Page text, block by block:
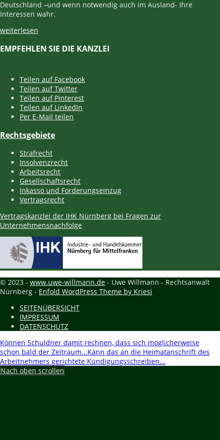
Deutschland –und wenn notwendig auch im Ausland- Ihre
Interessen wahr.
weiterlesen
EMPFEHLEN SIE DIE KANZLEI
Teilen auf Facebook
Teilen auf Twitter
Teilen auf Pinterest
Teilen auf LinkedIn
Per E-Mail teilen
Rechtsgebiete
Strafrecht
Insolvenzrecht
Arbeitsrecht
Gesellschaftsrecht
Inkasso und Forderungseinzug
Vertragsrecht
Vertragskanzlei der IHK Nürnberg bei Fragen zur
Unternehmensnachfolge
© 2023 - www.uwe-willmann.de - Uwe Willmann - Rechtsanwalt
Nürnberg - Enfold WordPress Theme by Kriesi
SEITENÜBERSICHT
IMPRESSUM
DATENSCHUTZ
Können Schuldner damit rechnen, dass sich möglicherweise
schon bald der Zeitraum...Kann das an die Heimatanschrift des
Arbeitnehmers gerichtete Kündigungsschreiben...
Nach oben scrollen